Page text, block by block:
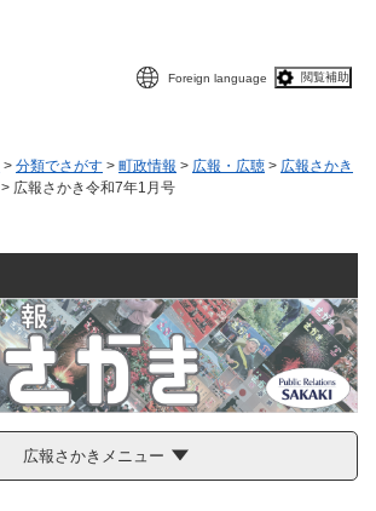
Foreign language 閲覧補助
> 分類でさがす > 町政情報 > 広報・広聴 > 広報さかき
> 広報さかき令和7年1月号
広報さかきメニュー